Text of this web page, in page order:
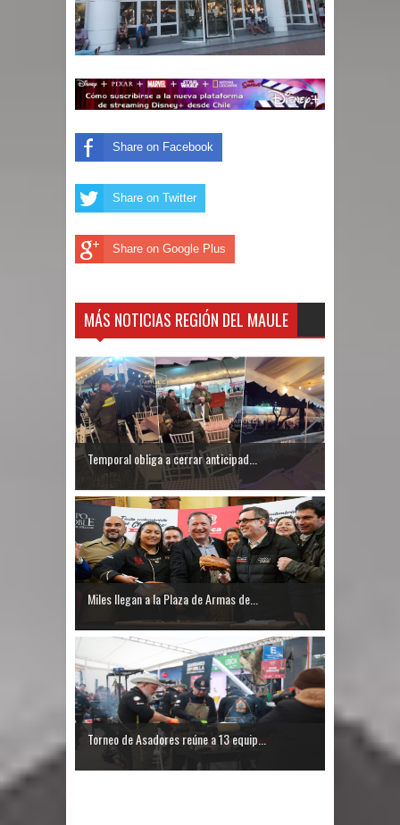
Share on Facebook
Share on Twitter
Share on Google Plus
MÁS NOTICIAS REGIÓN DEL MAULE
Temporal obliga a cerrar anticipad...
Miles llegan a la Plaza de Armas de...
Torneo de Asadores reúne a 13 equip...